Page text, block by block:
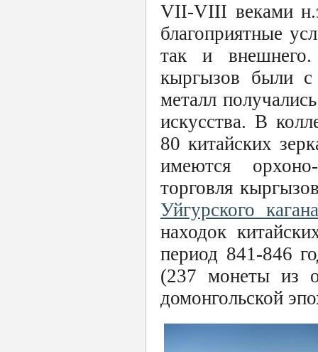
VII-VIII веками
благоприятные
так и
кыргызов были
металл
искусства. В
80 китайских
имеются
торговля
Уйгурского
находок
период 841-846
(237 монеты из
домонгольской